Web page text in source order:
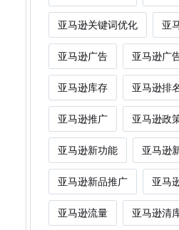
亚马逊关键词优化 亚
亚马逊广告 亚马逊广
亚马逊库存 亚马逊排
亚马逊推广 亚马逊政
亚马逊新功能 亚马逊
亚马逊新品推广 亚马
亚马逊流量 亚马逊清